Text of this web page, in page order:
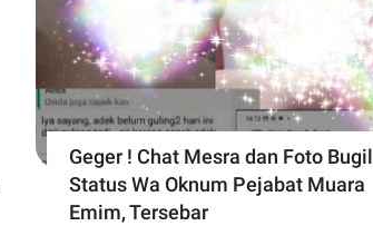
Geger ! Chat Mesra dan Foto Bugil
Status Wa Oknum Pejabat Muara
Emim, Tersebar